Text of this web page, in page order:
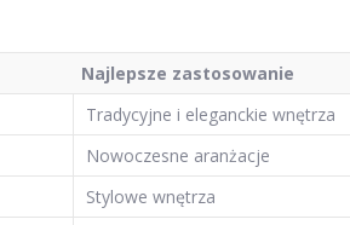
Najlepsze zastosowanie
Tradycyjne i eleganckie wnętrza
Nowoczesne aranżacje
Stylowe wnętrza